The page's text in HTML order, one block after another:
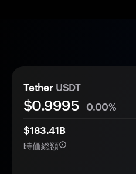
Tether USDT
$0.9995
0.00%
$183.41B
時価総額